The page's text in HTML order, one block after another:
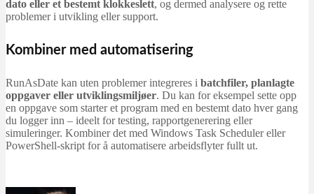
dato eller et bestemt klokkeslett, og dermed analysere og rette
problemer i utvikling eller support.
Kombiner med automatisering
RunAsDate kan uten problemer integreres i batchfiler, planlagte
oppgaver eller utviklingsmiljøer. Du kan for eksempel sette opp
en oppgave som starter et program med en bestemt dato hver gang
du logger inn – ideelt for testing, rapportgenerering eller
simuleringer. Kombiner det med Windows Task Scheduler eller
PowerShell-skript for å automatisere arbeidsflyter fullt ut.